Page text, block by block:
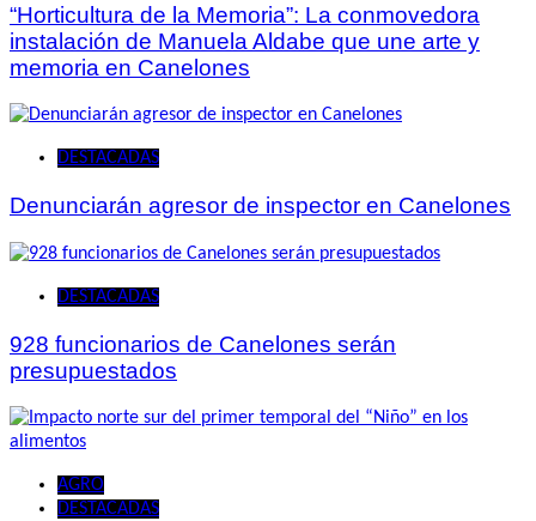
“Horticultura de la Memoria”: La conmovedora
instalación de Manuela Aldabe que une arte y
memoria en Canelones
DESTACADAS
Denunciarán agresor de inspector en Canelones
DESTACADAS
928 funcionarios de Canelones serán
presupuestados
AGRO
DESTACADAS